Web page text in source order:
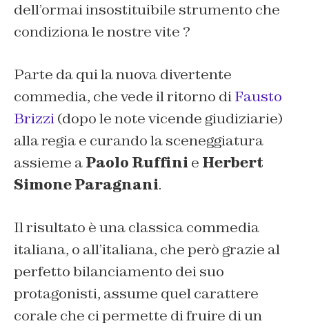
dell’ormai insostituibile strumento che
condiziona le nostre vite ?
Parte da qui la nuova divertente
commedia, che vede il ritorno diFausto
Brizzi(dopo le note vicende giudiziarie)
alla regia e curando la sceneggiatura
assieme aPaolo Ruffini e Herbert
Simone Paragnani.
Il risultato è una classica commedia
italiana, o all’italiana, che però grazie al
perfetto bilanciamento dei suo
protagonisti, assume quel carattere
corale che ci permette di fruire di un